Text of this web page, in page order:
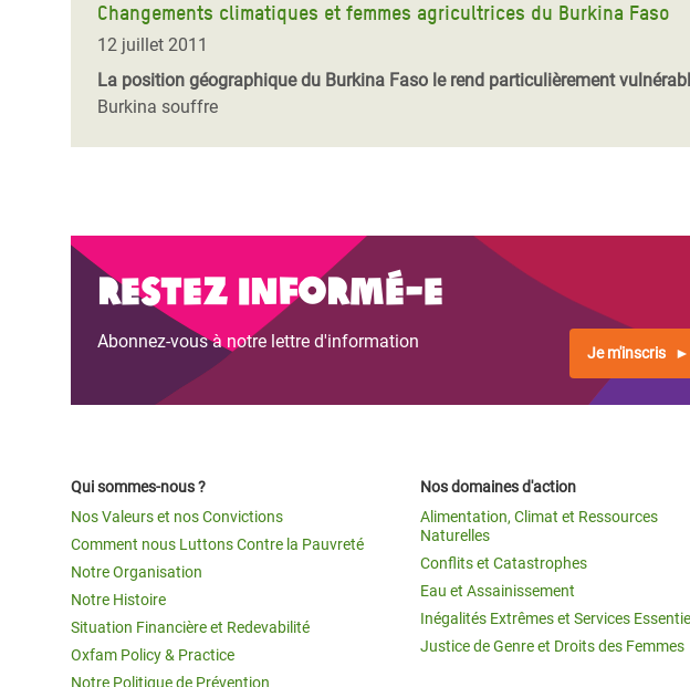
Changements climatiques et femmes agricultrices du Burkina Faso
12 juillet 2011
La position géographique du Burkina Faso le rend particulièrement
Burkina souffre
Restez informé-e
Abonnez-vous à notre lettre d'information
Je m'inscris
Qui sommes-nous ?
Nos Valeurs et nos Convictions
Comment nous Luttons Contre la Pauvreté
Notre Organisation
Notre Histoire
Situation Financière et Redevabilité
Oxfam Policy & Practice
Notre Politique de Prévention
Nos domaines d'action
Alimentation, Climat et Ressources
Naturelles
Conflits et Catastrophes
Eau et Assainissement
Inégalités Extrêmes et Services
Justice de Genre et Droits des Femmes